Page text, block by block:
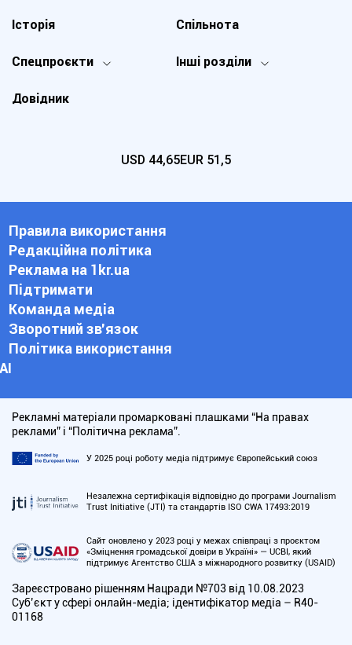
Спецпроєкти Інші розділи
Історія
Довідник
Спільнота
USD 44,65EUR 51,5
Правила використання
Редакційна політика
Реклама на 1kr.ua
Підтримати
Команда медіа
Зворотний зв'язок
Політика використання
АІ
Рекламні матеріали промарковані плашками “На правах
реклами” і “Політична реклама”.
У 2025 році роботу медіа підтримує Європейський союз
Незалежна сертифікація відповідно до програми Journalism
Trust Initiative (JTI) та стандартів ISO CWA 17493:2019
Сайт оновлено у 2023 році у межах співпраці з проєктом
«Зміцнення громадської довіри в Україні» — UCBI, який
підтримує Агентство США з міжнародного розвитку (USAID)
Зареєстровано рішенням Нацради №703 від 10.08.2023
Cуб’єкт у сфері онлайн-медіа; ідентифікатор медіа – R40-
01168